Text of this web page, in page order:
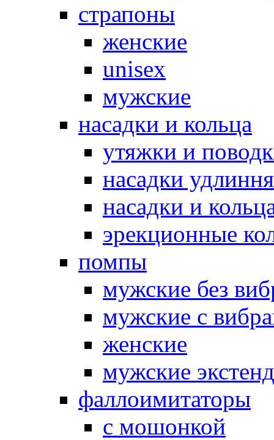
страпоны
женские
unisex
мужские
насадки и кольца
утяжки и
насадки
насадки и
эрекционные
помпы
мужские без
мужские с
женские
мужские
фаллоимитаторы
с мошонкой